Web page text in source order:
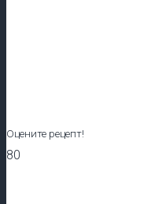
Оцените рецепт!
80